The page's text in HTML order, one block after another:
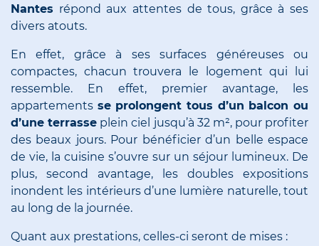
Nantes répond aux attentes de tous, grâce à ses
divers atouts.
En effet, grâce à ses surfaces généreuses ou
compactes, chacun trouvera le logement qui lui
ressemble. En effet, premier avantage, les
appartements se prolongent tous d’un balcon ou
d’une terrasse plein ciel jusqu’à 32 m², pour profiter
des beaux jours. Pour bénéficier d’un belle espace
de vie, la cuisine s’ouvre sur un séjour lumineux. De
plus, second avantage, les doubles expositions
inondent les intérieurs d’une lumière naturelle, tout
au long de la journée.
Quant aux prestations, celles-ci seront de mises :